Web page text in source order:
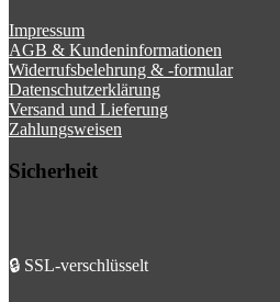
Impressum
AGB & Kundeninformationen
Widerrufsbelehrung & -formular
Datenschutzerklärung
Versand und Lieferung
Zahlungsweisen
Sicherheit
🔒 SSL-verschlüsselt